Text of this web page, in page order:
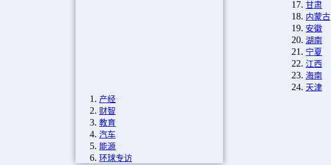
甘肃
内蒙古
安徽
湖南
宁夏
江西
海南
天津
产经
财智
教育
汽车
能源
环球专访